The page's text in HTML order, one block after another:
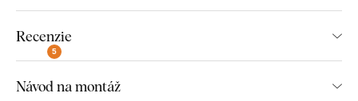
Moderné prevedenie
Slovenský výrobok
Recenzie
5
Návod na montáž